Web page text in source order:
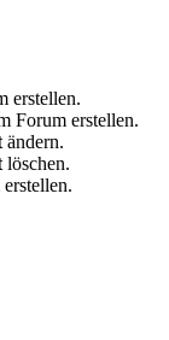
erstellen.
Forum erstellen.
ändern.
löschen.